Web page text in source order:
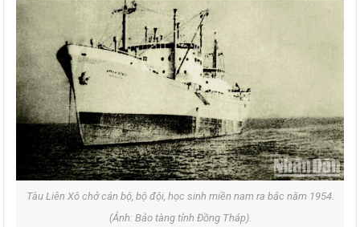
Tàu Liên Xô chở cán bộ, bộ đội, học sinh miền nam ra bắc năm 1954.
(Ảnh: Bảo tàng tỉnh Đồng Tháp).